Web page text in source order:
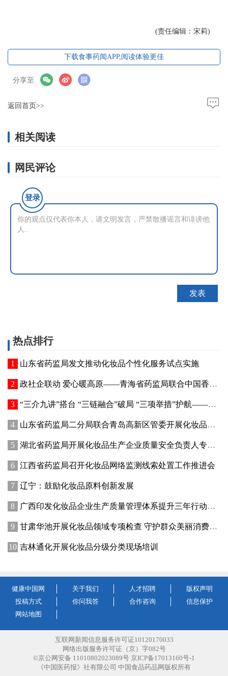
(责任编辑：宋莉)
下载食事药闻APP,阅读体验更佳
分享至
返回首页>>
相关阅读
网民评论
登录
热点排行
山东省药监局发文推动化妆品个性化服务试点实施
政社企联动 爱心暖高原——青海省药监局联合中国香料香精化妆品工业协会开展公益捐赠活动
“三介九讲”搭台 “三链融合”破局 “三项举措”护航——青海高原特色化妆品原料产业迈出实质性步伐
山东省药监局二分局联合青岛高新区管委开展化妆品新原料注册备案赋能专题交流活动
湖北省药监局开展化妆品生产企业质量安全负责人专题培训暨现场观摩活动
江西省药监局召开化妆品网络监测线索处置工作推进会
辽宁：鼓励化妆品原料创新发展
广西印发化妆品企业生产质量管理体系提升三年行动方案
甘肃华池开展化妆品领域专项检查 守护群众美丽消费安全
吉林通化开展化妆品分级分类现场培训
健康中国网 关于我们 人才招聘
版权声明
投稿方式
你问我答 合作咨询
信息保护
网站地图
互联网新闻信息服务许可证10120170033
网络出版服务许可证（京）字082号
©京公网安备 11010802023089号 京ICP备17013160号-1
《中国医药报》社有限公司 中国食品药品网版权所有